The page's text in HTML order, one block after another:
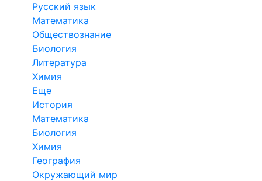
Русский язык
Математика
Обществознание
Биология
Литература
Химия
Еще
История
Математика
Биология
Химия
География
Окружающий мир